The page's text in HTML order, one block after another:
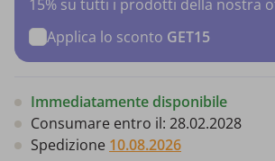
15% su tutti i prodotti della nostra
Applica lo sconto GET15
Immediatamente disponibile
Consumare entro il: 28.02.2028
Spedizione 10.08.2026